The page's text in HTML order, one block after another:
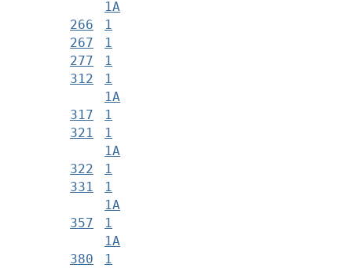
1А
266
1
267
1
277
1
312
1
1А
317
1
321
1
1А
322
1
331
1
1А
357
1
1А
380
1